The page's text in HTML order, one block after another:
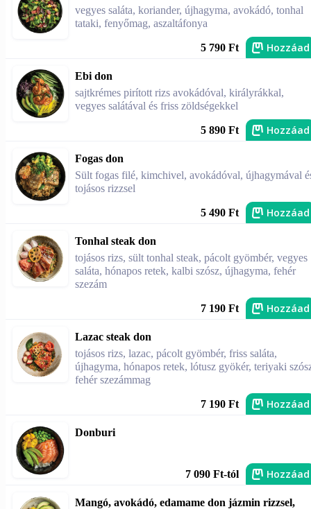
vegyes saláta, koriander, újhagyma, avokádó, tonhal
tataki, fenyőmag, aszaltáfonya
5 790 Ft Hozzáad
Ebi don
sajtkrémes pirított rizs avokádóval, királyrákkal,
vegyes salátával és friss zöldségekkel
5 890 Ft Hozzáad
Fogas don
Sült fogas filé, kimchivel, avokádóval, újhagymával
tojásos rizzsel
5 490 Ft Hozzáad
Tonhal steak don
tojásos rizs, sült tonhal steak, pácolt gyömbér, vegyes
saláta, hónapos retek, kalbi szósz, újhagyma, fehér
szezám
7 190 Ft Hozzáad
Lazac steak don
tojásos rizs, lazac, pácolt gyömbér, friss saláta,
újhagyma, hónapos retek, lótusz gyökér, teriyaki
fehér szezámmag
7 190 Ft Hozzáad
Donburi
7 090 Ft-tól Hozzáad
Mangó, avokádó, edamame don jázmin rizzsel,